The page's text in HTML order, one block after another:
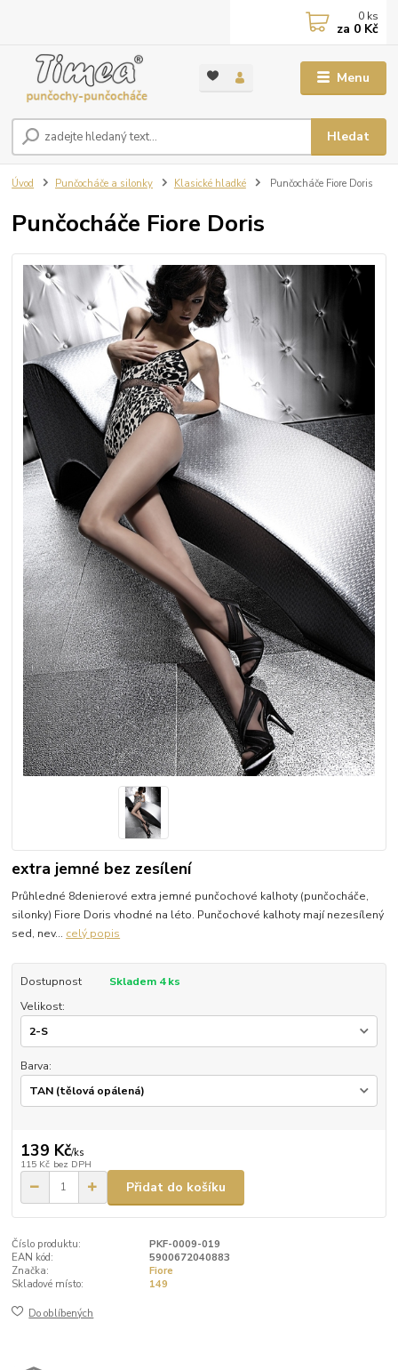
Menu
Hledat
0 ks
za 0 Kč
Úvod Punčocháče a silonky Klasické hladké Punčocháče Fiore Doris
Punčocháče Fiore Doris
extra jemné bez zesílení
Průhledné 8denierové extra jemné punčochové kalhoty (punčocháče,
silonky) Fiore Doris vhodné na léto. Punčochové kalhoty mají nezesílený
sed, nev... celý popis
Dostupnost
Skladem 4 ks
Velikost:
Barva:
139 Kč/ks
115 Kč bez DPH
Přidat do košíku
Číslo produktu:
PKF-0009-019
EAN kód:
5900672040883
Značka:
Fiore
Skladové místo:
149
Do oblíbených